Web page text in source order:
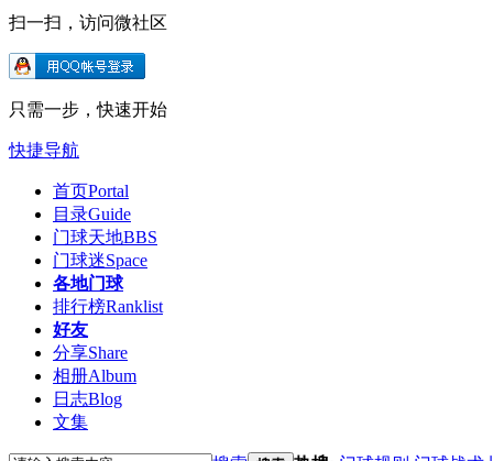
扫一扫，访问微社区
只需一步，快速开始
快捷导航
首页Portal
目录Guide
门球天地BBS
门球迷Space
各地门球
排行榜Ranklist
好友
分享Share
相册Album
日志Blog
文集